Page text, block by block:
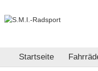
Startseite